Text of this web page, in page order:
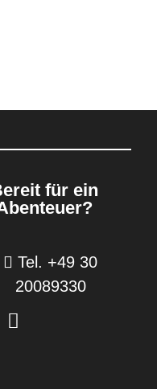
für ein
Tel. +49 30
20089330